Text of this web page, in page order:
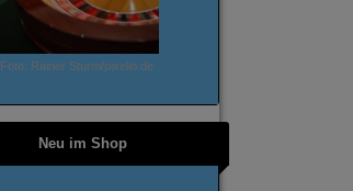
Foto: Rainer Sturm/pixelio.de
Neu im Shop